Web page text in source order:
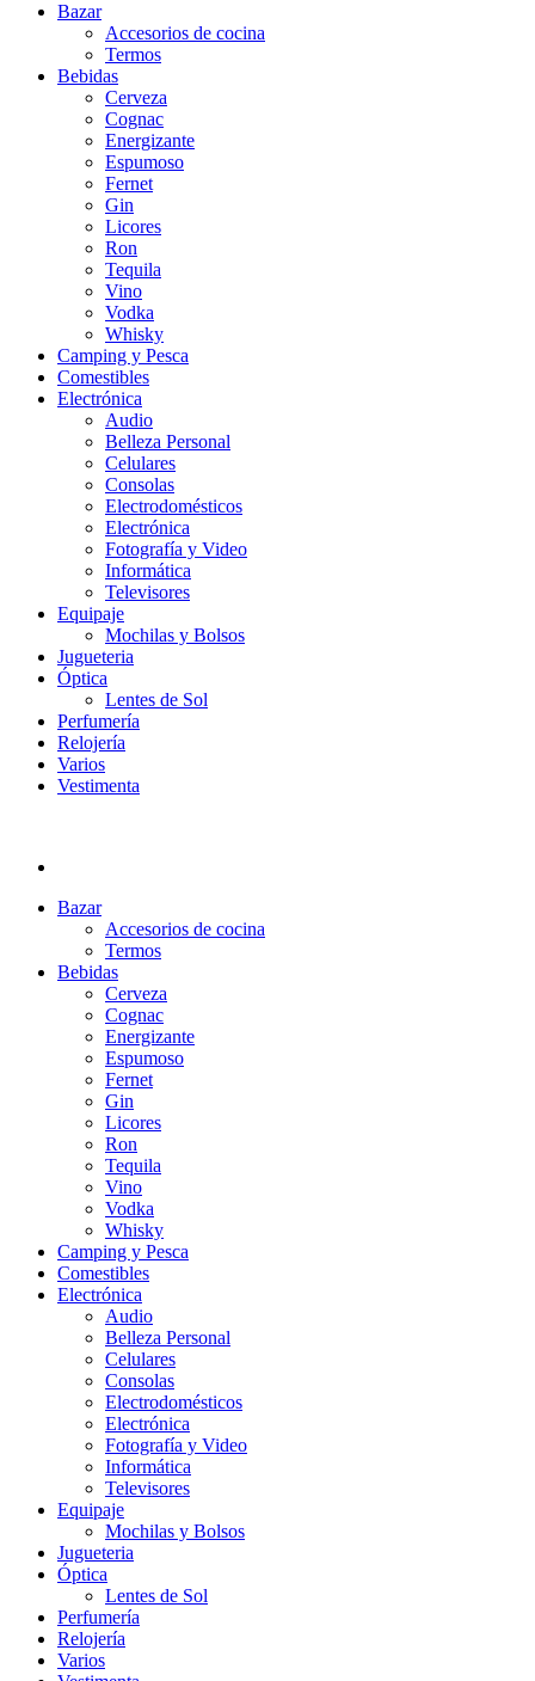
Bazar
Accesorios de cocina
Termos
Bebidas
Cerveza
Cognac
Energizante
Espumoso
Fernet
Gin
Licores
Ron
Tequila
Vino
Vodka
Whisky
Camping y Pesca
Comestibles
Electrónica
Audio
Belleza Personal
Celulares
Consolas
Electrodomésticos
Electrónica
Fotografía y Video
Informática
Televisores
Equipaje
Mochilas y Bolsos
Jugueteria
Óptica
Lentes de Sol
Perfumería
Relojería
Varios
Vestimenta
Bazar
Accesorios de cocina
Termos
Bebidas
Cerveza
Cognac
Energizante
Espumoso
Fernet
Gin
Licores
Ron
Tequila
Vino
Vodka
Whisky
Camping y Pesca
Comestibles
Electrónica
Audio
Belleza Personal
Celulares
Consolas
Electrodomésticos
Electrónica
Fotografía y Video
Informática
Televisores
Equipaje
Mochilas y Bolsos
Jugueteria
Óptica
Lentes de Sol
Perfumería
Relojería
Varios